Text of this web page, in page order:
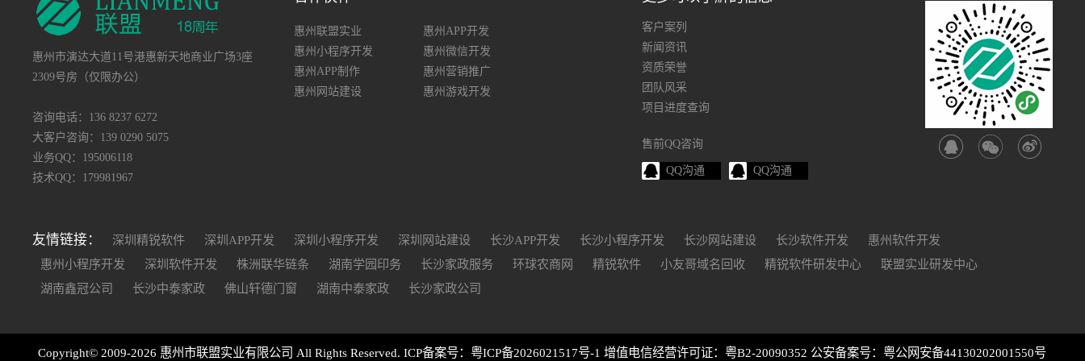
惠州市演达大道11号港惠新天地商业广场3座
2309号房（仅限办公）
咨询电话：136 8237 6272
大客户咨询：139 0290 5075
业务QQ：195006118
技术QQ：179981967
惠州联盟实业
惠州APP开发
惠州小程序开发
惠州微信开发
惠州APP制作
惠州营销推广
惠州网站建设
惠州游戏开发
客户案列
新闻资讯
资质荣誉
团队风采
项目进度查询
售前QQ咨询
QQ沟通 QQ沟通
友情链接： 深圳精锐软件 深圳APP开发 深圳小程序开发 深圳网站建设 长沙APP开发 长沙小程序开发 长沙网站建设 长沙软件开发
惠州软件开发
惠州小程序开发
深圳软件开发 株洲联华链条 湖南学园印务 长沙家政服务 环球农商网 精锐软件 小友哥域名回收 精锐软件研发中心
联盟实业研发中心
湖南鑫冠公司
长沙中泰家政 佛山轩德门窗 湖南中泰家政 长沙家政公司
Copyright© 2009-2026 惠州市联盟实业有限公司 All Rights Reserved.ICP备案号：粤ICP备2026021517号-1 增值电信经营许可证：粤B2-20090352 公安备案号：粤公网安备44130202001550号